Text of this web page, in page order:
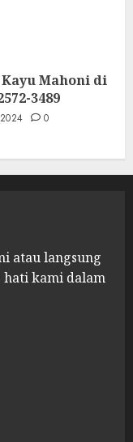
Mahoni di
3489
0
atau langsung
hati kami dalam